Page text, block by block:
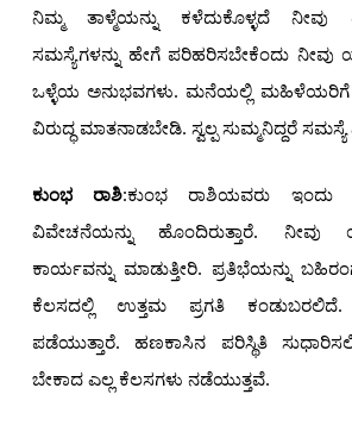
ನಿಮ್ಮ ತಾಳ್ಮೆಯನ್ನು ಕಳೆದುಕೊಳ್ಳದೆ ನೀವು
ಸಮಸ್ಯೆಗಳನ್ನು ಹೇಗೆ ಪರಿಹರಿಸಬೇಕೆಂದು ನೀವು
ಒಳ್ಳೆಯ ಅನುಭವಗಳು. ಮನೆಯಲ್ಲಿ ಮಹಿಳೆಯರಿಗೆ
ವಿರುದ್ಧ ಮಾತನಾಡಬೇಡಿ. ಸ್ವಲ್ಪ ಸುಮ್ಮನಿದ್ದರೆ
ಕುಂಭ ರಾಶಿ:ಕುಂಭ ರಾಶಿಯವರು ಇಂದು
ವಿವೇಚನೆಯನ್ನು ಹೊಂದಿರುತ್ತಾರೆ.
ಕಾರ್ಯವನ್ನು ಮಾಡುತ್ತೀರಿ. ಪ್ರತಿಭೆಯನ್ನು
ಕೆಲಸದಲ್ಲಿ ಉತ್ತಮ ಪ್ರಗತಿ
ಪಡೆಯುತ್ತಾರೆ. ಹಣಕಾಸಿನ ಪರಿಸ್ಥಿತಿ
ಬೇಕಾದ ಎಲ್ಲ ಕೆಲಸಗಳು ನಡೆಯುತ್ತವೆ.